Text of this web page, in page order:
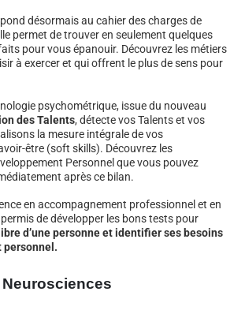
désormais au cahier des charges de
permet de trouver en seulement quelques
pour vous épanouir. Découvrez les métiers
à exercer et qui offrent le plus de sens pour
psychométrique, issue du nouveau
des Talents, détecte vos Talents et vos
la mesure intégrale de vos
être (soft skills). Découvrez les
Personnel que vous pouvez
après ce bilan.
en accompagnement professionnel et en
de développer les bons tests pour
d’une personne et identifier ses besoins
personnel.
Neurosciences